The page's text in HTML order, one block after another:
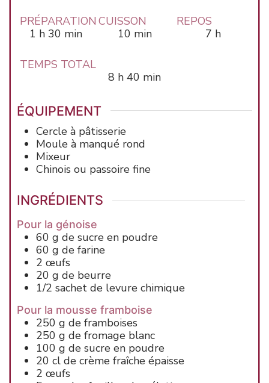
PRÉPARATION
1 heure
h 30 minutes
min
CUISSON
10minutes
min
REPOS
7heures
h
TEMPS TOTAL
8 heures
h 40 minutes
min
ÉQUIPEMENT
Cercle à pâtisserie
Moule à manqué rond
Mixeur
Chinois ou passoire fine
INGRÉDIENTS
Pour la génoise
60 g de sucre en poudre
60 g de farine
2 œufs
20 g de beurre
1/2 sachet de levure chimique
Pour la mousse framboise
250 g de framboises
250 g de fromage blanc
100 g de sucre en poudre
20 cl de crème fraîche épaisse
2 œufs